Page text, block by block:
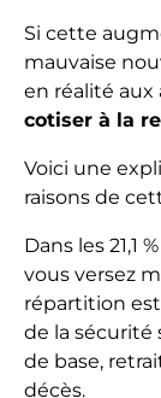
Si cette
mauvaise
en réalité
cotiser à la
Voici une
raisons de
Dans les 21,1
vous versez
répartition
de la sécurité
de base,
décès.